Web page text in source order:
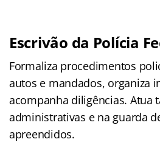
Escrivão da Polícia
Formaliza procedimentos
autos e mandados, organiza
acompanha diligências. Atua
administrativas e na guarda
apreendidos.